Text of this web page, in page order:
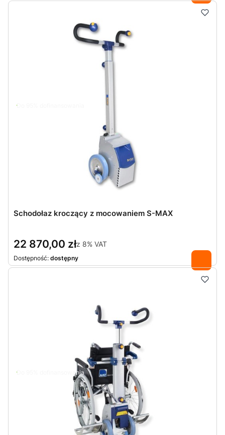
Do 95% dofinansowania
Schodołaz kroczący z mocowaniem S-MAX
22 870,00 złz 8% VAT
Dostępność: dostępny
Do 95% dofinansowania